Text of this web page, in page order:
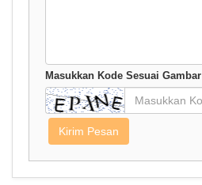
Masukkan Kode Sesuai Gambar